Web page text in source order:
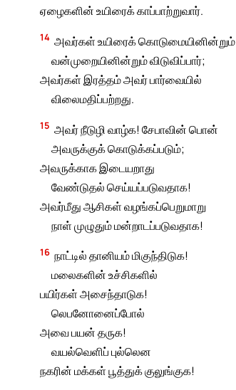
ஏழைகளின் உயிரைக் காப்பாற்றுவார்.
14 அவர்கள் உயிரைக் கொடுமையினின்றும்
வன்முறையினின்றும் விடுவிப்பார்;
அவர்கள் இரத்தம் அவர் பார்வையில்
விலைமதிப்பற்றது.
15 அவர் நீடுழி வாழ்க! சேபாவின் பொன்
அவருக்குக் கொடுக்கப்படும்;
அவருக்காக இடையறாது
வேண்டுதல் செய்யப்படுவதாக!
அவர்மீது ஆசிகள் வழங்கப்பெறுமாறு
நாள் முழுதும் மன்றாடப்படுவதாக!
16 நாட்டில் தானியம் மிகுந்திடுக!
மலைகளின் உச்சிகளில்
பயிர்கள் அசைந்தாடுக!
லெபனோனைப்போல்
அவை பயன் தருக!
வயல்வெளிப் புல்லென
நகரின் மக்கள் பூத்துக் குலுங்குக!